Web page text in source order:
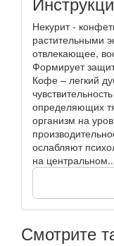
Некурит -
растительными
отвлекающее,
Формирует
Кофе – легкий
определяющих
организм на
ослабляют
на
Смотрите